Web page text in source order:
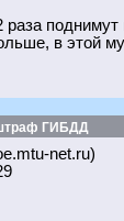
раза
в этой
ГИБДД
net.ru)